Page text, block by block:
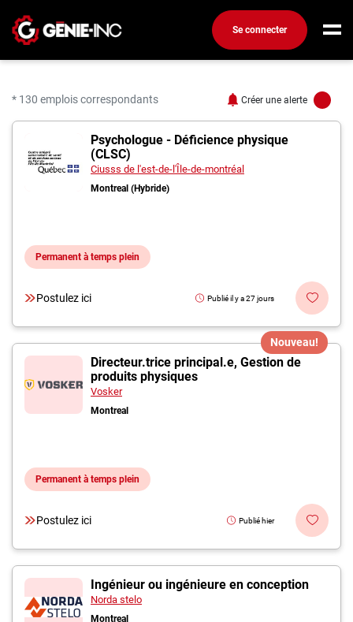
Se connecter
Créez un compte
Emplois
Recherchez un emploi
Compagnies
Ma boîte à outils
Conseils carrière
Inscrivez-vous à l'infolettre
Employeurs
* 130 emplois correspondants Créer une alerte
130 offres pour
Psychologue - Déficience physique
(CLSC)
Ciusss de l'est-de-l'Île-de-montréal
Montreal (Hybride)
Permanent à temps plein
Postulez ici Publié il y a 27 jours
Nouveau!
Directeur.trice principal.e, Gestion de
produits physiques
Vosker
Montreal
Permanent à temps plein
Postulez ici Publié hier
Ingénieur ou ingénieure en conception
Norda stelo
Montreal